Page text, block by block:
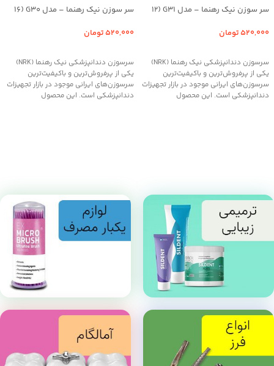
سر سوزن نیک رهنما – مدل G31 (12
520,000تومان
سرسوزن دندانپزشکی نیک رهنما (NRK)
یکی از پرفروش‌ترین و باکیفیت‌ترین
سرسوزن‌های ایرانی موجود در بازار تجهیزات
دندانپزشکی است. این محصول
سر سوزن نیک رهنما – مدل G30 (16
520,000تومان
سرسوزن دندانپزشکی نیک رهنما (NRK)
یکی از پرفروش‌ترین و باکیفیت‌ترین
سرسوزن‌های ایرانی موجود در بازار تجهیزات
دندانپزشکی است. این محصول